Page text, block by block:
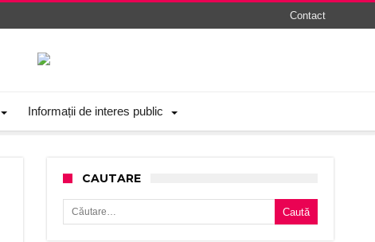
Contact
Informații de interes public
CAUTARE
Caută după: